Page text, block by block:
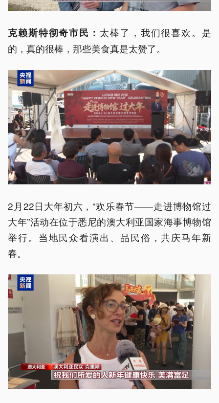
克赖斯特彻奇市民： 太棒了，我们很喜欢。是
的，真的很棒，那些美食真是太赞了。
2月22日大年初六，“欢乐春节——走进博物馆过
大年”活动在位于悉尼的澳大利亚国家海事博物馆
举行。当地民众看演出、品民俗，共庆马年新
春。